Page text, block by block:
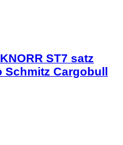
ST7 satz
Cargobull